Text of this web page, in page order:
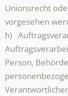
Unionsrecht
vorgesehen
h)
Person,